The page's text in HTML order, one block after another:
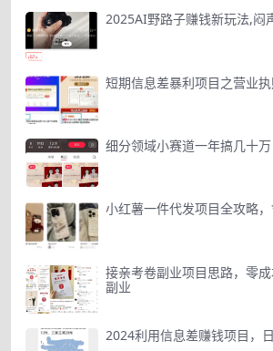
2025AI野路子赚钱新玩法,闷
短期信息差暴利项目之营业
细分领域小赛道一年搞几十万
小红薯一件代发项目全攻略
接亲考卷副业项目思路，零
副业
2024利用信息差赚钱项目，